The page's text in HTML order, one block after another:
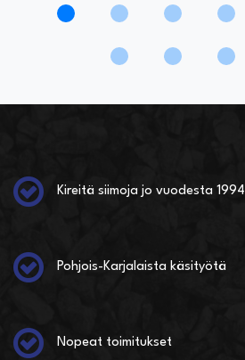
Kireitä siimoja jo vuodesta 1994
Pohjois-Karjalaista käsityötä
Nopeat toimitukset